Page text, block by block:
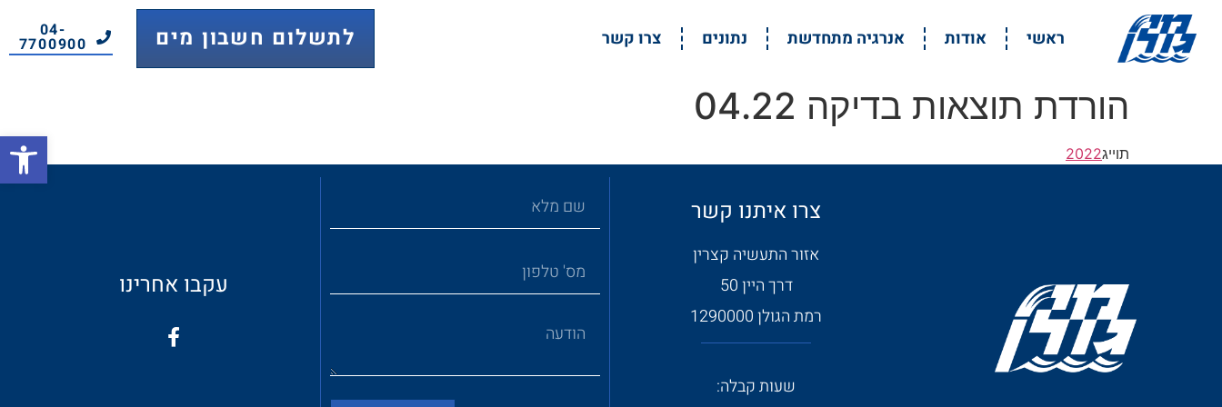
ראשי אודות אנרגיה מתחדשת נתונים צרו קשר לתשלום חשבון מים 04-
7700900
הורדת תוצאות בדיקה 04.22
תוייג2022
צרו איתנו קשר
אזור התעשיה קצרין
דרך היין 50
רמת הגולן 1290000
שעות קבלה:
עקבו אחרינו